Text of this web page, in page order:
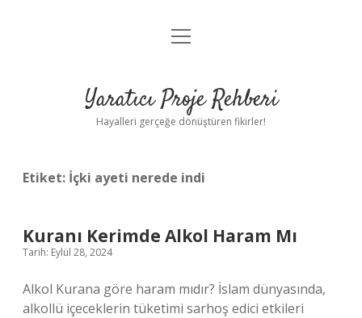
Anasayfa
Yasal Uyarı
menüyü
Yaratıcı Proje Rehberi
Hayalleri gerçeğe dönüştüren fikirler!
Etiket: İçki ayeti nerede indi
Kuranı Kerimde Alkol Haram Mı
Tarih: Eylül 28, 2024
Alkol Kurana göre haram mıdır? İslam dünyasında,
alkollü içeceklerin tüketimi sarhoş edici etkileri